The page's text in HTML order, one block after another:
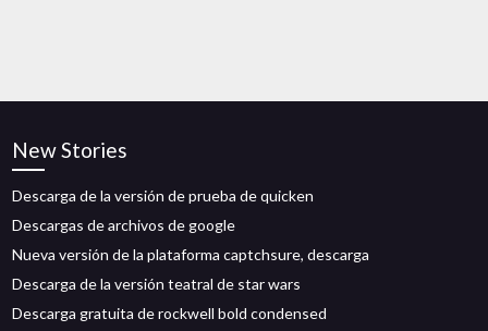
New Stories
Descarga de la versión de prueba de quicken
Descargas de archivos de google
Nueva versión de la plataforma captchsure, descarga
Descarga de la versión teatral de star wars
Descarga gratuita de rockwell bold condensed